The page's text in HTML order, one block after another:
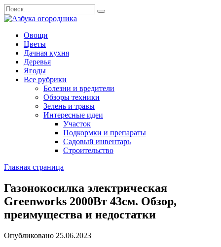
Перейти
к
содержанию
Search
for:
Овощи
Цветы
Дачная кухня
Деревья
Ягоды
Все рубрики
Болезни и вредители
Обзоры техники
Зелень и травы
Интересные идеи
Участок
Подкормки и препараты
Садовый инвентарь
Строительство
Главная страница
Газонокосилка электрическая
Greenworks 2000Вт 43см. Обзор,
преимущества и недостатки
Опубликовано 25.06.2023